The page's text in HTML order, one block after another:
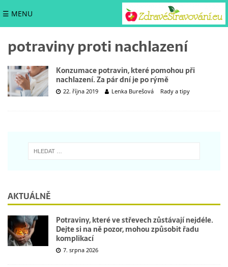
☰ MENU
potraviny proti nachlazení
Konzumace potravin, které pomohou při
nachlazení. Za pár dní je po rýmě
22. října 2019 Lenka Burešová Rady a tipy
AKTUÁLNĚ
Potraviny, které ve střevech zůstávají nejdéle.
Dejte si na ně pozor, mohou způsobit řadu
komplikací
7. srpna 2026